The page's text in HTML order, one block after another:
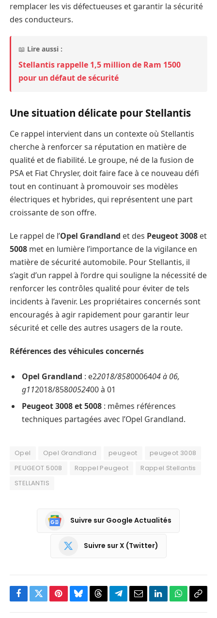
remplacer les vis défectueuses et garantir la sécurité
des conducteurs.
📖 Lire aussi :
Stellantis rappelle 1,5 million de Ram 1500
pour un défaut de sécurité
Une situation délicate pour Stellantis
Ce rappel intervient dans un contexte où Stellantis
cherche à renforcer sa réputation en matière de
qualité et de fiabilité. Le groupe, né de la fusion de
PSA et Fiat Chrysler, doit faire face à ce nouveau défi
tout en continuant à promouvoir ses modèles
électriques et hybrides, qui représentent une part
croissante de son offre.
Le rappel de l’Opel Grandland et des Peugeot 3008 et
5008 met en lumière l’importance de la vigilance en
matière de sécurité automobile. Pour Stellantis, il
s’agit d’un rappel à l’ordre qui souligne la nécessité de
renforcer les contrôles qualité pour éviter de tels
incidents à l’avenir. Les propriétaires concernés sont
encouragés à agir rapidement pour garantir leur
sécurité et celle des autres usagers de la route.
Références des véhicules concernés
Opel Grandland : e22018/8580006404 à 06,
g112018/8580052400 à 01
Peugeot 3008 et 5008 : mêmes références
techniques partagées avec l’Opel Grandland.
Opel Opel Grandland peugeot
peugeot 3008
PEUGEOT 5008
Rappel Peugeot
Rappel Stellantis
STELLANTIS
Suivre sur Google Actualités
Suivre sur X (Twitter)
Facebook
TwitterPinterestBlueskyThreadsPartagerEmailLinkedInWhatsApp